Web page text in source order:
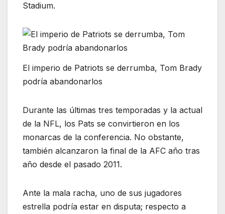
Stadium.
El imperio de Patriots se derrumba, Tom Brady
podría abandonarlos
Durante las últimas tres temporadas y la actual
de la NFL, los Pats se convirtieron en los
monarcas de la conferencia. No obstante,
también alcanzaron la final de la AFC año tras
año desde el pasado 2011.
Ante la mala racha, uno de sus jugadores
estrella podría estar en disputa; respecto a